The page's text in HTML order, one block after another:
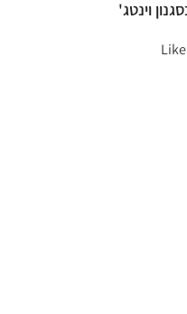
וינטג'
Like